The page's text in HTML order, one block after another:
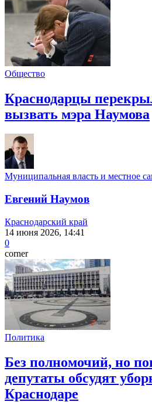
Общество
Краснодарцы
вызвать мэра Наумова
Муниципальная власть и местное
Евгений Наумов
Краснодарский край
14 июня 2026, 14:41
0
corner
Политика
Без полномочий, но
депутаты обсудят
Краснодаре